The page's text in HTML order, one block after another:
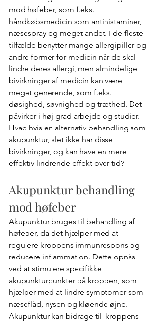
mod høfeber, som f.eks.
håndkøbsmedicin som antihistaminer,
næsespray og meget andet. I de fleste
tilfælde benytter mange allergipiller og
andre former for medicin når de skal
lindre deres allergi, men almindelige
bivirkninger af medicin kan være
meget generende, som f.eks.
døsighed, søvnighed og træthed. Det
påvirker i høj grad arbejde og studier.
Hvad hvis en alternativ behandling som
akupunktur, slet ikke har disse
bivirkninger, og kan have en mere
effektiv lindrende effekt over tid?
Akupunktur behandling
mod høfeber
Akupunktur bruges til behandling af
høfeber, da det hjælper med at
regulere kroppens immunrespons og
reducere inflammation. Dette opnås
ved at stimulere specifikke
akupunkturpunkter på kroppen, som
hjælper med at lindre symptomer som
næseflåd, nysen og kløende øjne.
Akupunktur kan bidrage til  kroppens